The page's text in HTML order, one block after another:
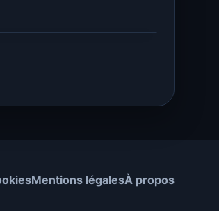
Mentions légalesÀ propos